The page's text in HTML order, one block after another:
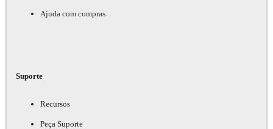
Ajuda com compras
Suporte
Recursos
Peça Suporte